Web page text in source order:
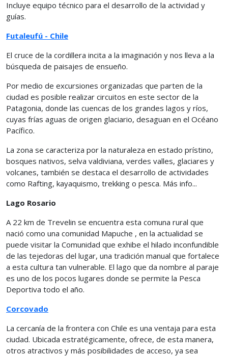
Incluye equipo técnico para el desarrollo de la actividad y
guías.
Futaleufú - Chile
El cruce de la cordillera incita a la imaginación y nos lleva a la
búsqueda de paisajes de ensueño.
Por medio de excursiones organizadas que parten de la
ciudad es posible realizar circuitos en este sector de la
Patagonia, donde las cuencas de los grandes lagos y ríos,
cuyas frías aguas de origen glaciario, desaguan en el Océano
Pacífico.
La zona se caracteriza por la naturaleza en estado prístino,
bosques nativos, selva valdiviana, verdes valles, glaciares y
volcanes, también se destaca el desarrollo de actividades
como Rafting, kayaquismo, trekking o pesca. Más info...
Lago Rosario
A 22 km de Trevelin se encuentra esta comuna rural que
nació como una comunidad Mapuche , en la actualidad se
puede visitar la Comunidad que exhibe el hilado inconfundible
de las tejedoras del lugar, una tradición manual que fortalece
a esta cultura tan vulnerable. El lago que da nombre al paraje
es uno de los pocos lugares donde se permite la Pesca
Deportiva todo el año.
Corcovado
La cercanía de la frontera con Chile es una ventaja para esta
ciudad. Ubicada estratégicamente, ofrece, de esta manera,
otros atractivos y más posibilidades de acceso, ya sea